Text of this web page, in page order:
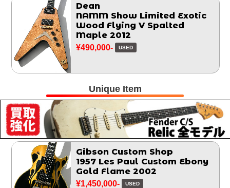
Dean
NAMM Show Limited Exotic
Wood Flying V Spalted
Maple 2012
¥490,000- USED
Unique Item
Gibson Custom Shop
1957 Les Paul Custom Ebony
Gold Flame 2002
¥1,450,000- USED